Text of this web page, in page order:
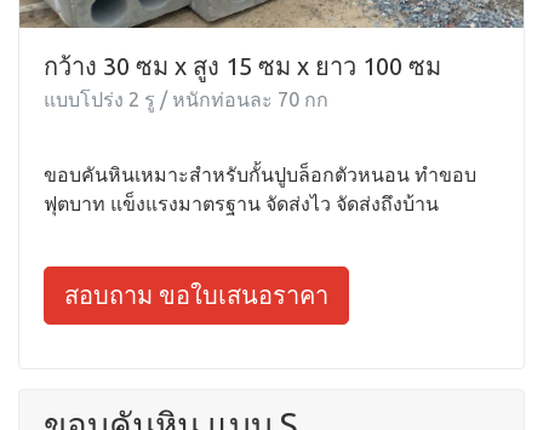
กว้าง 30 ซม x สูง 15 ซม x ยาว 100 ซม
แบบโปร่ง 2 รู / หนักท่อนละ 70 กก
ขอบคันหินเหมาะสำหรับกั้นปูบล็อกตัวหนอน ทำขอบ
ฟุตบาท แข็งแรงมาตรฐาน จัดส่งไว จัดส่งถึงบ้าน
สอบถาม ขอใบเสนอราคา